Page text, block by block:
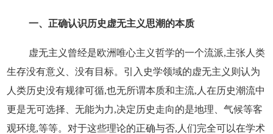
一、正确认识历史虚无主义思潮的本质
虚无主义曾经是欧洲唯心主义哲学的一个流派,主张人类
生存没有意义、没有目标。引入史学领域的虚无主义则认为
人类历史没有规律可循,也无所谓本质和主流,人在历史潮流中
更是无可选择、无能为力,决定历史走向的是地理、气候等客
观环境,等等。对于这些理论的正确与否,人们完全可以在学术